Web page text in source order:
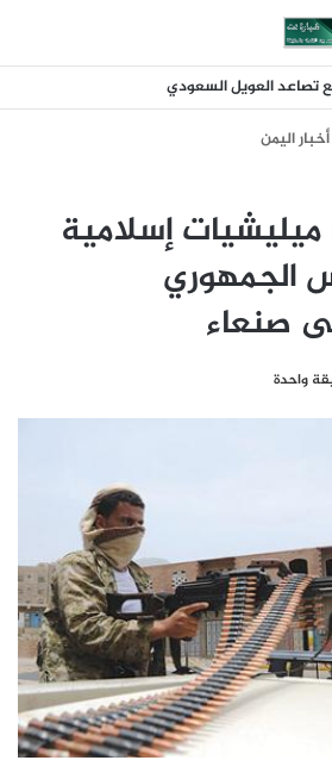
تصاعد العويل السعودي
أخبار اليمن
إسلامية
الجمهوري
صنعاء
واحدة